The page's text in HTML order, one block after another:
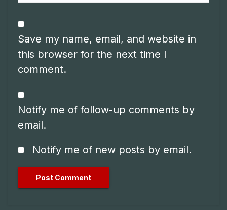
Save my name, email, and website in
this browser for the next time I
comment.
Notify me of follow-up comments by
email.
Notify me of new posts by email.